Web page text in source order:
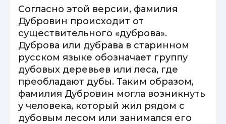
Согласно этой версии, фамилия
Дубровин происходит от
существительного «дуброва».
Дуброва или дубрава в старинном
русском языке обозначает группу
дубовых деревьев или леса, где
преобладают дубы. Таким образом,
фамилия Дубровин могла возникнуть
у человека, который жил рядом с
дубовым лесом или занимался его